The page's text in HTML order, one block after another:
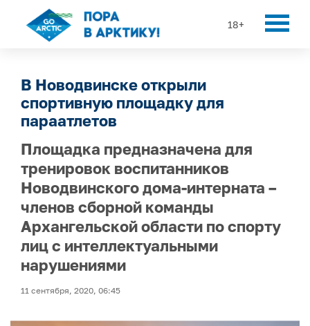
18+
В Новодвинске открыли
спортивную площадку для
параатлетов
Площадка предназначена для
тренировок воспитанников
Новодвинского дома-интерната –
членов сборной команды
Архангельской области по спорту
лиц с интеллектуальными
нарушениями
11 сентября, 2020, 06:45